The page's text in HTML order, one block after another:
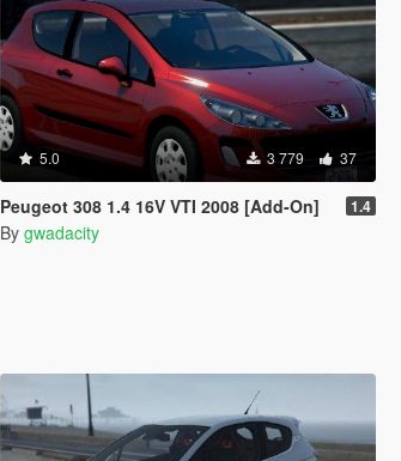
5.0 3 779 37
Peugeot 308 1.4 16V VTI 2008 [Add-On] 1.4
By gwadacity